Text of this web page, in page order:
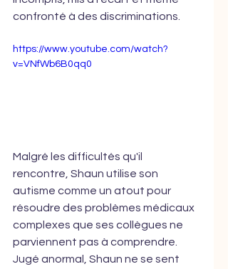
confronté à des discriminations.
https://www.youtube.com/watch?
v=VNfWb6B0qq0
Malgré les difficultés qu'il
rencontre, Shaun utilise son
autisme comme un atout pour
résoudre des problèmes médicaux
complexes que ses collègues ne
parviennent pas à comprendre.
Jugé anormal, Shaun ne se sent